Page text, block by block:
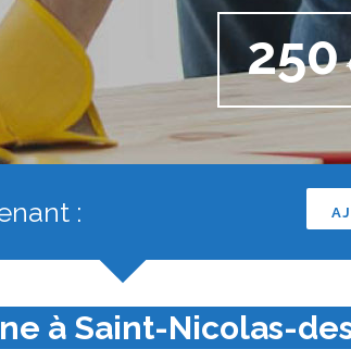
250
:
à Saint-Nicolas-